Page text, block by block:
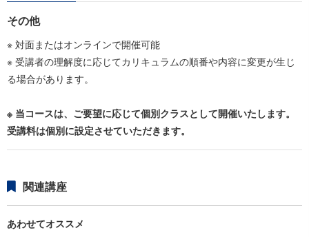
その他
※ 対面またはオンラインで開催可能
※ 受講者の理解度に応じてカリキュラムの順番や内容に変更が生じ
る場合があります。
※ 当コースは、ご要望に応じて個別クラスとして開催いたします。
受講料は個別に設定させていただきます。
関連講座
あわせてオススメ